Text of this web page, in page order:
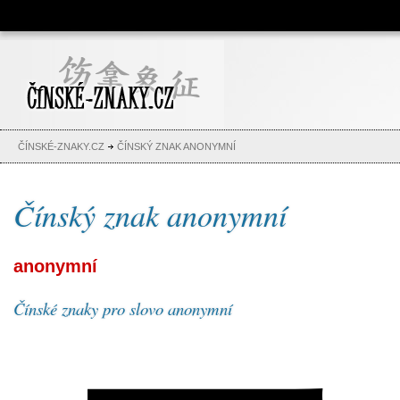
Čínské znaky, česko-čínský
slovník, abeceda, jména,
tetování
ČÍNSKÉ-ZNAKY.CZ ČÍNSKÝ ZNAK ANONYMNÍ
Čínský znak anonymní
anonymní
Čínské znaky pro slovo anonymní